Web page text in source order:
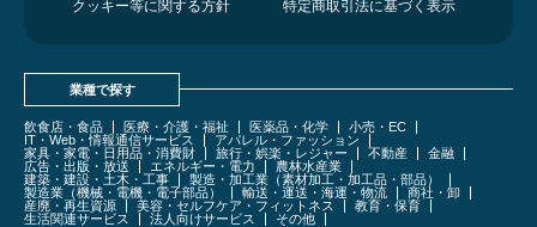
クッキー等に関する方針
特定商取引法に基づく表示
業種で探す
飲食店・食品 医療・介護・福祉 医薬品・化学
小売・EC
IT・Web・情報通信サービス
アパレル・ファッション
家具・家電・日用品・消費財
旅行・娯楽・レジャー 不動産
金融
広告・出版・放送
エネルギー・電力
農林水産業
建築・建設・土木・工事
製造・加工業（素材加工・加工品・部品）
製造業（機械・電機・電子部品）
輸送・運送・海運・物流
商社・卸
産廃・再生資源
美容・セルフケア・フィットネス
教育・保育
生活関連サービス
法人向けサービス その他